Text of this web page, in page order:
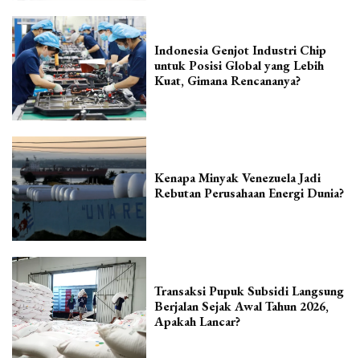
Indonesia Genjot Industri Chip
untuk Posisi Global yang Lebih
Kuat, Gimana Rencananya?
Kenapa Minyak Venezuela Jadi
Rebutan Perusahaan Energi Dunia?
Transaksi Pupuk Subsidi Langsung
Berjalan Sejak Awal Tahun 2026,
Apakah Lancar?